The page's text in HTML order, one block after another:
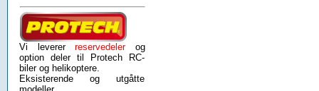
Vi levererreservedelerog
option deler til Protech RC-
biler og helikoptere.
Eksisterende og utgåtte